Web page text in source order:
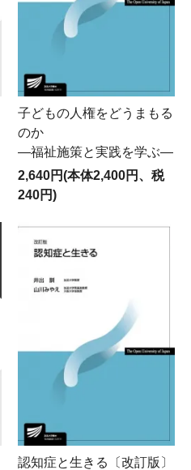
子どもの人権をどうまもる
のか
―福祉施策と実践を学ぶ―
2,640円(本体2,400円、税
240円)
認知症と生きる〔改訂版〕